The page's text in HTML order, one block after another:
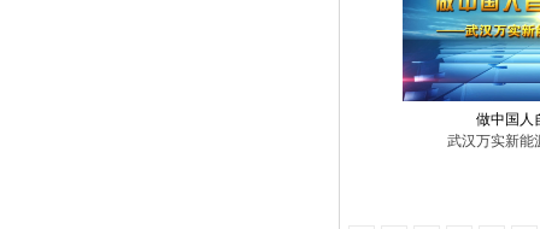
做中国人
武汉万实新能